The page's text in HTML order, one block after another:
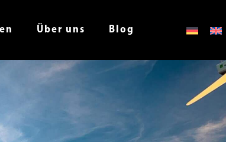
Über uns Blog